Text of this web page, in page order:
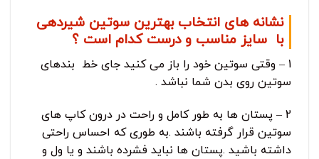
نشانه های انتخاب بهترین سوتین شیردهی
با سایز مناسب و درست کدام است ؟
1 – وقتی سوتین خود را باز می کنید جای خط بندهای
سوتین روی بدن شما نباشد .
2 – پستان ها به طور کامل و راحت در درون کاپ های
سوتین قرار گرفته باشند .به طوری که احساس راحتی
داشته باشید .پستان ها نباید فشرده باشند و یا ول و